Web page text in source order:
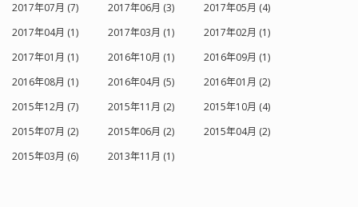
2017年07月 (7)
2017年06月 (3)
2017年05月 (4)
2017年04月 (1)
2017年03月 (1)
2017年02月 (1)
2017年01月 (1)
2016年10月 (1)
2016年09月 (1)
2016年08月 (1)
2016年04月 (5)
2016年01月 (2)
2015年12月 (7)
2015年11月 (2)
2015年10月 (4)
2015年07月 (2)
2015年06月 (2)
2015年04月 (2)
2015年03月 (6)
2013年11月 (1)